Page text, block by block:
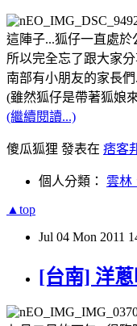
這陣子...狐仔一直處
所以完全忘了跟大家
南部有小朋友的家長
(雖然狐仔是帶著狐娘
(繼續閱讀...)
傻瓜狐狸 發表在 痞客
個人分類： 雲林
▲top
Jul 04 Mon 2011
[台南] 洋